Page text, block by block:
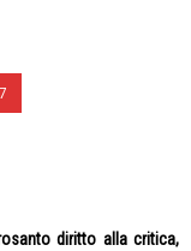
diritto alla critica,